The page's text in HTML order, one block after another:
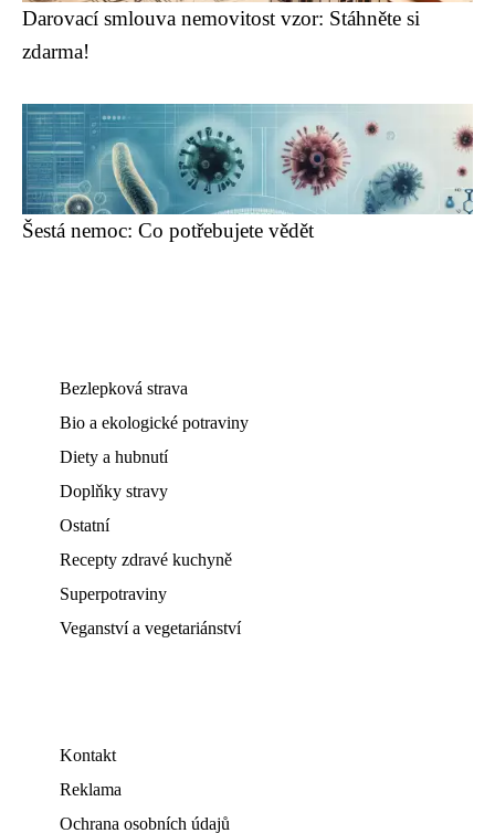
Darovací smlouva nemovitost vzor: Stáhněte si
zdarma!
Šestá nemoc: Co potřebujete vědět
Bezlepková strava
Bio a ekologické potraviny
Diety a hubnutí
Doplňky stravy
Ostatní
Recepty zdravé kuchyně
Superpotraviny
Veganství a vegetariánství
Kontakt
Reklama
Ochrana osobních údajů